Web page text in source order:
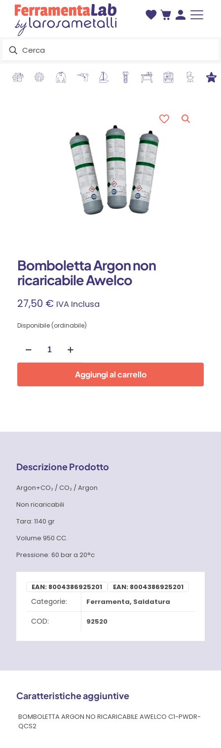
Bomboletta Argon non
ricaricabile Awelco
27,50 € IVA Inclusa
Disponibile (ordinabile)
Argon
non
quantità
Aggiungi al carrello
Descrizione Prodotto
Argon+CO₂ / CO₂ / Argon
Non ricaricabili
Tara: 1140 gr
Volume 950 CC.
Pressione: 60 bar a 20°c
EAN: 8004386925201 EAN: 8004386925201
Categorie: Ferramenta, Saldatura
COD: 92520
Caratteristiche aggiuntive
BOMBOLETTA ARGON NO RICARICABILE AWELCO C1-PWDR-
QCS2